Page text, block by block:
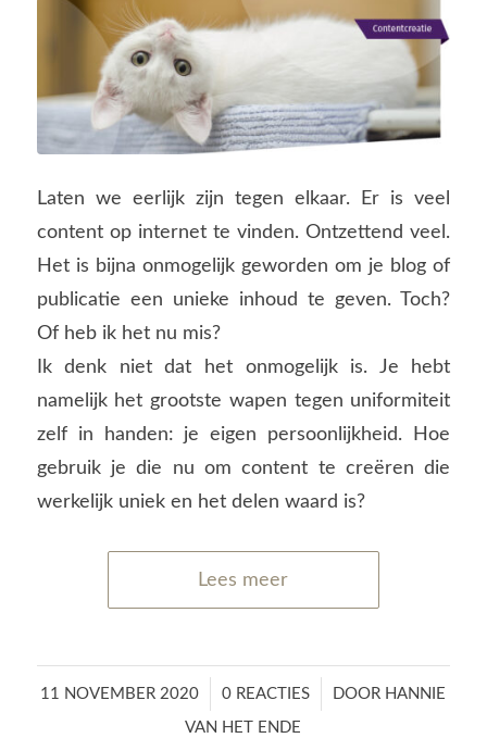
Laten we eerlijk zijn tegen elkaar. Er is veel
content op internet te vinden. Ontzettend veel.
Het is bijna onmogelijk geworden om je blog of
publicatie een unieke inhoud te geven. Toch?
Of heb ik het nu mis?
Ik denk niet dat het onmogelijk is. Je hebt
namelijk het grootste wapen tegen uniformiteit
zelf in handen: je eigen persoonlijkheid. Hoe
gebruik je die nu om content te creëren die
werkelijk uniek en het delen waard is?
Lees meer
11 NOVEMBER 2020
/ 0 REACTIES
/ DOOR HANNIE
VAN HET ENDE